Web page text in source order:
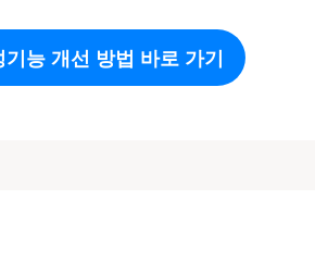
기능 개선 방법 바로 가기